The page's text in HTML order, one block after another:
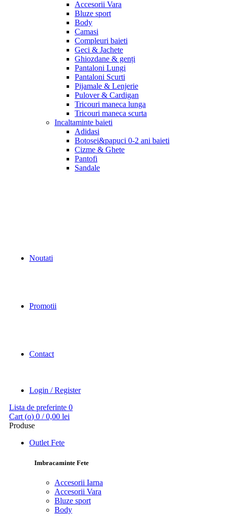
Accesorii Vara
Bluze sport
Body
Camasi
Compleuri baieti
Geci & Jachete
Ghiozdane & genți
Pantaloni Lungi
Pantaloni Scurti
Pijamale & Lenjerie
Pulover & Cardigan
Tricouri maneca lunga
Tricouri maneca scurta
Incaltaminte baieti
Adidasi
Botosei&papuci 0-2 ani baieti
Cizme & Ghete
Pantofi
Sandale
Noutati
Promotii
Contact
Login / Register
Lista de preferinte 0
Cart (o) 0 / 0,00 lei
Produse
Outlet Fete
Imbracaminte Fete
Accesorii Iarna
Accesorii Vara
Bluze sport
Body